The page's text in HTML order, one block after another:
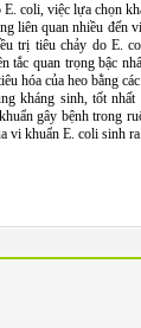
coli, việc lựa chọn
liên quan nhiều đến
trị tiêu chảy do E.
tắc quan trọng bậc
hóa của heo bằng
kháng sinh, tốt
gây bệnh trong
vi khuẩn E. coli sinh